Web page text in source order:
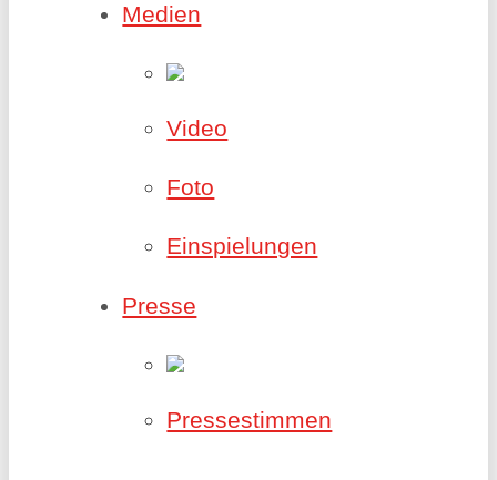
Medien
Video
Foto
Einspielungen
Presse
Pressestimmen